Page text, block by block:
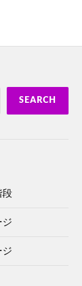
SEARCH
段
ジ
ジ